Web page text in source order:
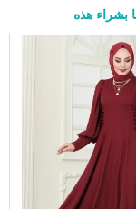
بشراء هذه
a>